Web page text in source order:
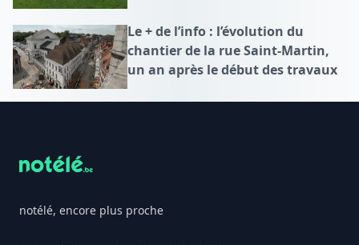
Le + de l’info : l’évolution du
chantier de la rue Saint-Martin,
un an après le début des travaux
notélé, encore plus proche